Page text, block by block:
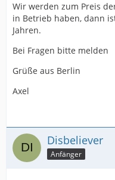
Wir werden zum Preis
in Betrieb haben, dann
Jahren.
Bei Fragen bitte melden
Grüße aus Berlin
Axel
Disbeliever
Anfänger